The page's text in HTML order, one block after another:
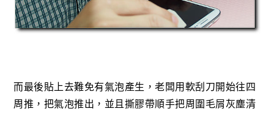
而最後貼上去難免有氣泡產生，老闆用軟刮刀開始往四
周推，把氣泡推出，並且撕膠帶順手把周圍毛屑灰塵清